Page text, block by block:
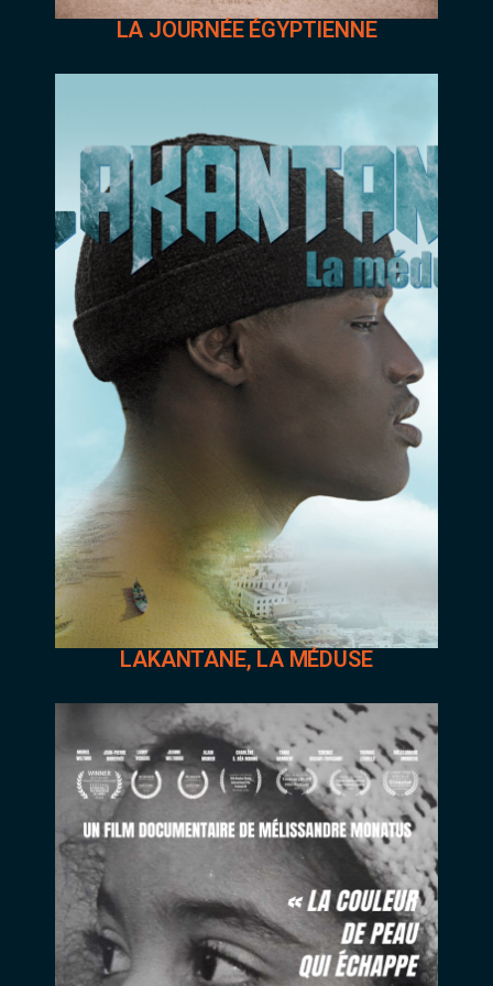
LA JOURNÉE ÉGYPTIENNE
LAKANTANE, LA MÉDUSE